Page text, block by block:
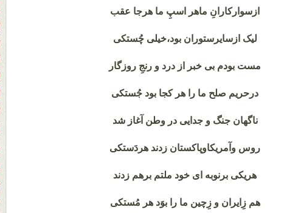
ازسوارکارانِ ماهر اسپِ ما هرجا عقب
لیک ازسایرستوران بود،خیلی چُستکی
مست بودم بی خبر از درد و رنجِ روزگار
درحریم صلح ما را هر کجا بود جُستکی
ناگهان جنگ و جدایی در وطن آغاز شد
روس وآمریکاوپاکستان زدند هردَستکی
هریکی برنوبه ای خود ملتم برهم زدند
هم زِایران و زِچین ما را بوَد هر مُستکی